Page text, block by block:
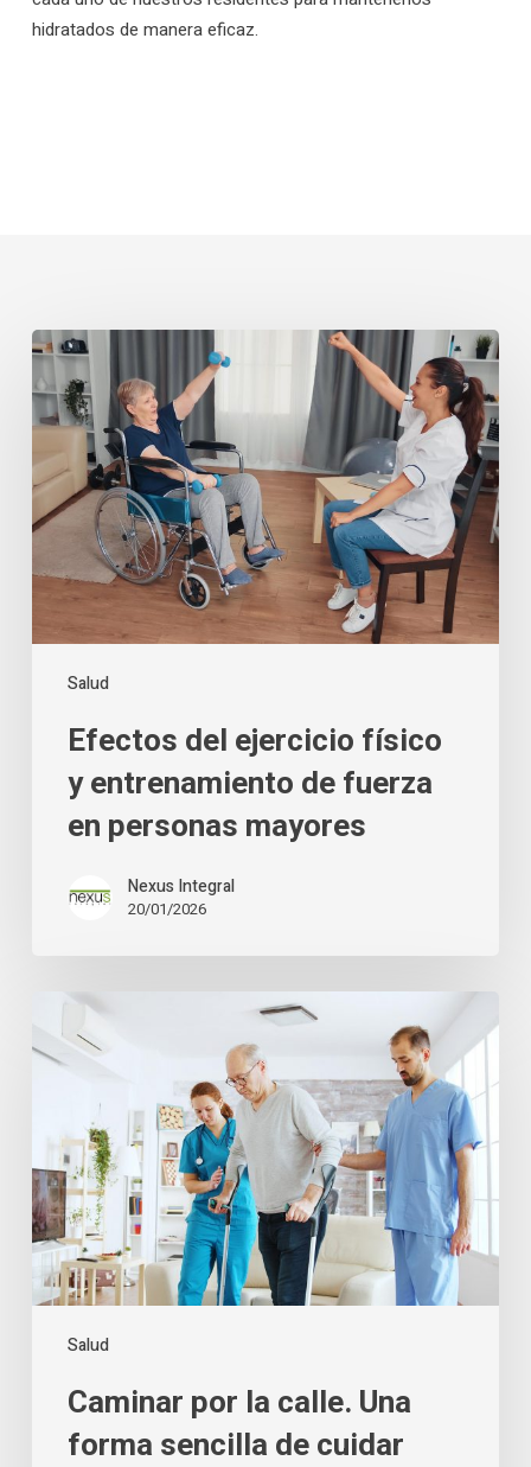
hidratados de manera eficaz.
Salud
Efectos
ejercicio
físico
y
entrenamiento
de
mayores
Efectos del ejercicio físico
y entrenamiento de fuerza
en personas mayores
Nexus Integral
20/01/2026
Salud
Caminar
forma
sencilla
de
cuidar
nuestra
salud
Caminar por la calle. Una
forma sencilla de cuidar